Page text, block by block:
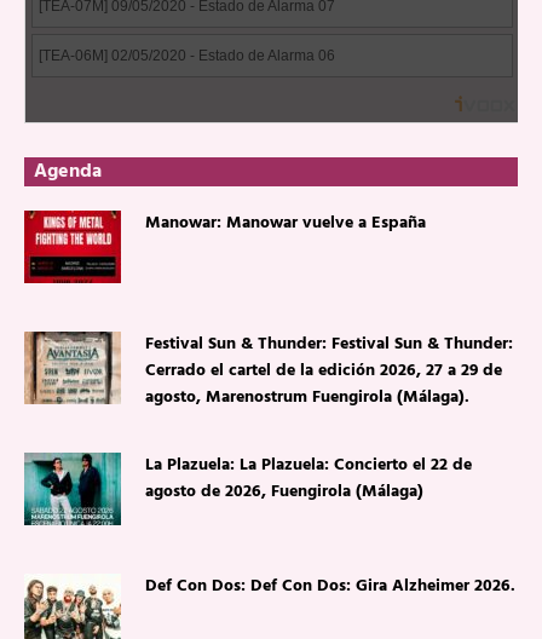
Agenda
Manowar: Manowar vuelve a España
Festival Sun & Thunder: Festival Sun & Thunder:
Cerrado el cartel de la edición 2026, 27 a 29 de
agosto, Marenostrum Fuengirola (Málaga).
La Plazuela: La Plazuela: Concierto el 22 de
agosto de 2026, Fuengirola (Málaga)
Def Con Dos: Def Con Dos: Gira Alzheimer 2026.